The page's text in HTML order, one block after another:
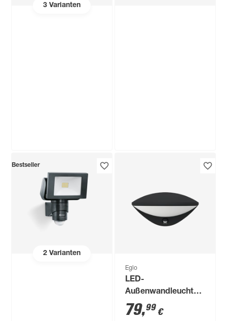
3Varianten
Steinel
Außenwandstrahler
'XLED home 2' 13,7
W 1550 lm
warmweiß IP 44 18 x
69,99€
918 lm warmweiß Ø
27,5 x 9,5 cm
55,99€
2Varianten
Bestseller
Eglo
LED-
Außenwandleuchte
'Belcreda' mit
Bewegungssensor 9
79,99 €